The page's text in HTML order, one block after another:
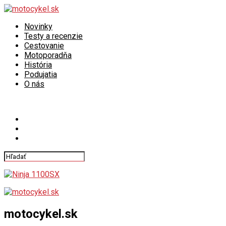
Novinky
Testy a recenzie
Cestovanie
Motoporadňa
História
Podujatia
O nás
motocykel.sk